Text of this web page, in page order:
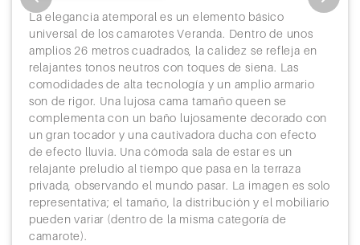
La elegancia atemporal es un elemento básico
universal de los camarotes Veranda. Dentro de unos
amplios 26 metros cuadrados, la calidez se refleja en
relajantes tonos neutros con toques de siena. Las
comodidades de alta tecnología y un amplio armario
son de rigor. Una lujosa cama tamaño queen se
complementa con un baño lujosamente decorado con
un gran tocador y una cautivadora ducha con efecto
de efecto lluvia. Una cómoda sala de estar es un
relajante preludio al tiempo que pasa en la terraza
privada, observando el mundo pasar. La imagen es solo
representativa; el tamaño, la distribución y el mobiliario
pueden variar (dentro de la misma categoría de
camarote).